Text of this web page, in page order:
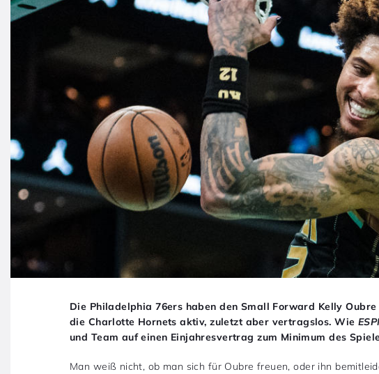
Die Philadelphia 76ers haben den Small Forward Kelly
die Charlotte Hornets aktiv, zuletzt aber vertragslos. Wie
und Team auf einen Einjahresvertrag zum Minimum des
Man weiß nicht, ob man sich für Oubre freuen, oder ihn